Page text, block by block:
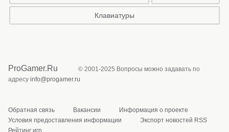
Клавиатуры
ProGamer.Ru
© 2001-2025 Вопросы можно задавать по
адресу info@progamer.ru
Обратная связь Вакансии
Информация о проекте
Условия предоставления информации
Экспорт новостей RSS
Рейтинг игр